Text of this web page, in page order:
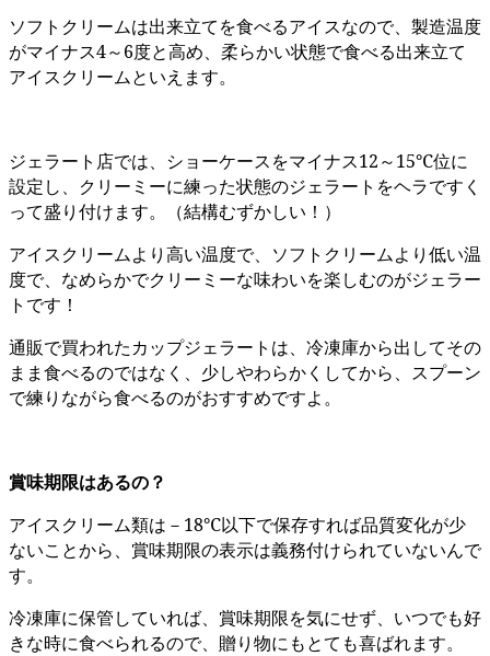
ソフトクリームは出来立てを食べるアイスなので、製造温度
がマイナス4～6度と高め、柔らかい状態で食べる出来立て
アイスクリームといえます。
ジェラート店では、ショーケースをマイナス12～15℃位に
設定し、クリーミーに練った状態のジェラートをヘラですく
って盛り付けます。（結構むずかしい！）
アイスクリームより高い温度で、ソフトクリームより低い温
度で、なめらかでクリーミーな味わいを楽しむのがジェラー
トです！
通販で買われたカップジェラートは、冷凍庫から出してその
まま食べるのではなく、少しやわらかくしてから、スプーン
で練りながら食べるのがおすすめですよ。
賞味期限はあるの？
アイスクリーム類は－18℃以下で保存すれば品質変化が少
ないことから、賞味期限の表示は義務付けられていないんで
す。
冷凍庫に保管していれば、賞味期限を気にせず、いつでも好
きな時に食べられるので、贈り物にもとても喜ばれます。